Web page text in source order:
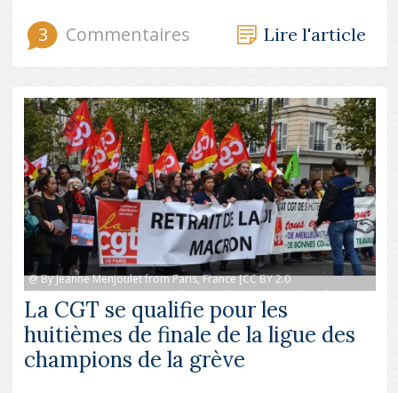
3Commentaires Lire l'article
@ By Jeanne Menjoulet from Paris, France [CC BY 2.0
(https://creativecommons.org/licenses/by/2.0)], via Wikimedia
Commons
La CGT se qualifie pour les
huitièmes de finale de la ligue des
champions de la grève